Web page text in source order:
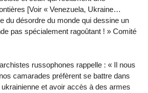
[Voir « Venezuela, Ukraine…
du désordre du monde qui dessine un
pas spécialement ragoûtant ! » Comité
russophones rappelle : « Il nous
camarades préfèrent se battre dans
ukrainienne et avoir accès à des armes